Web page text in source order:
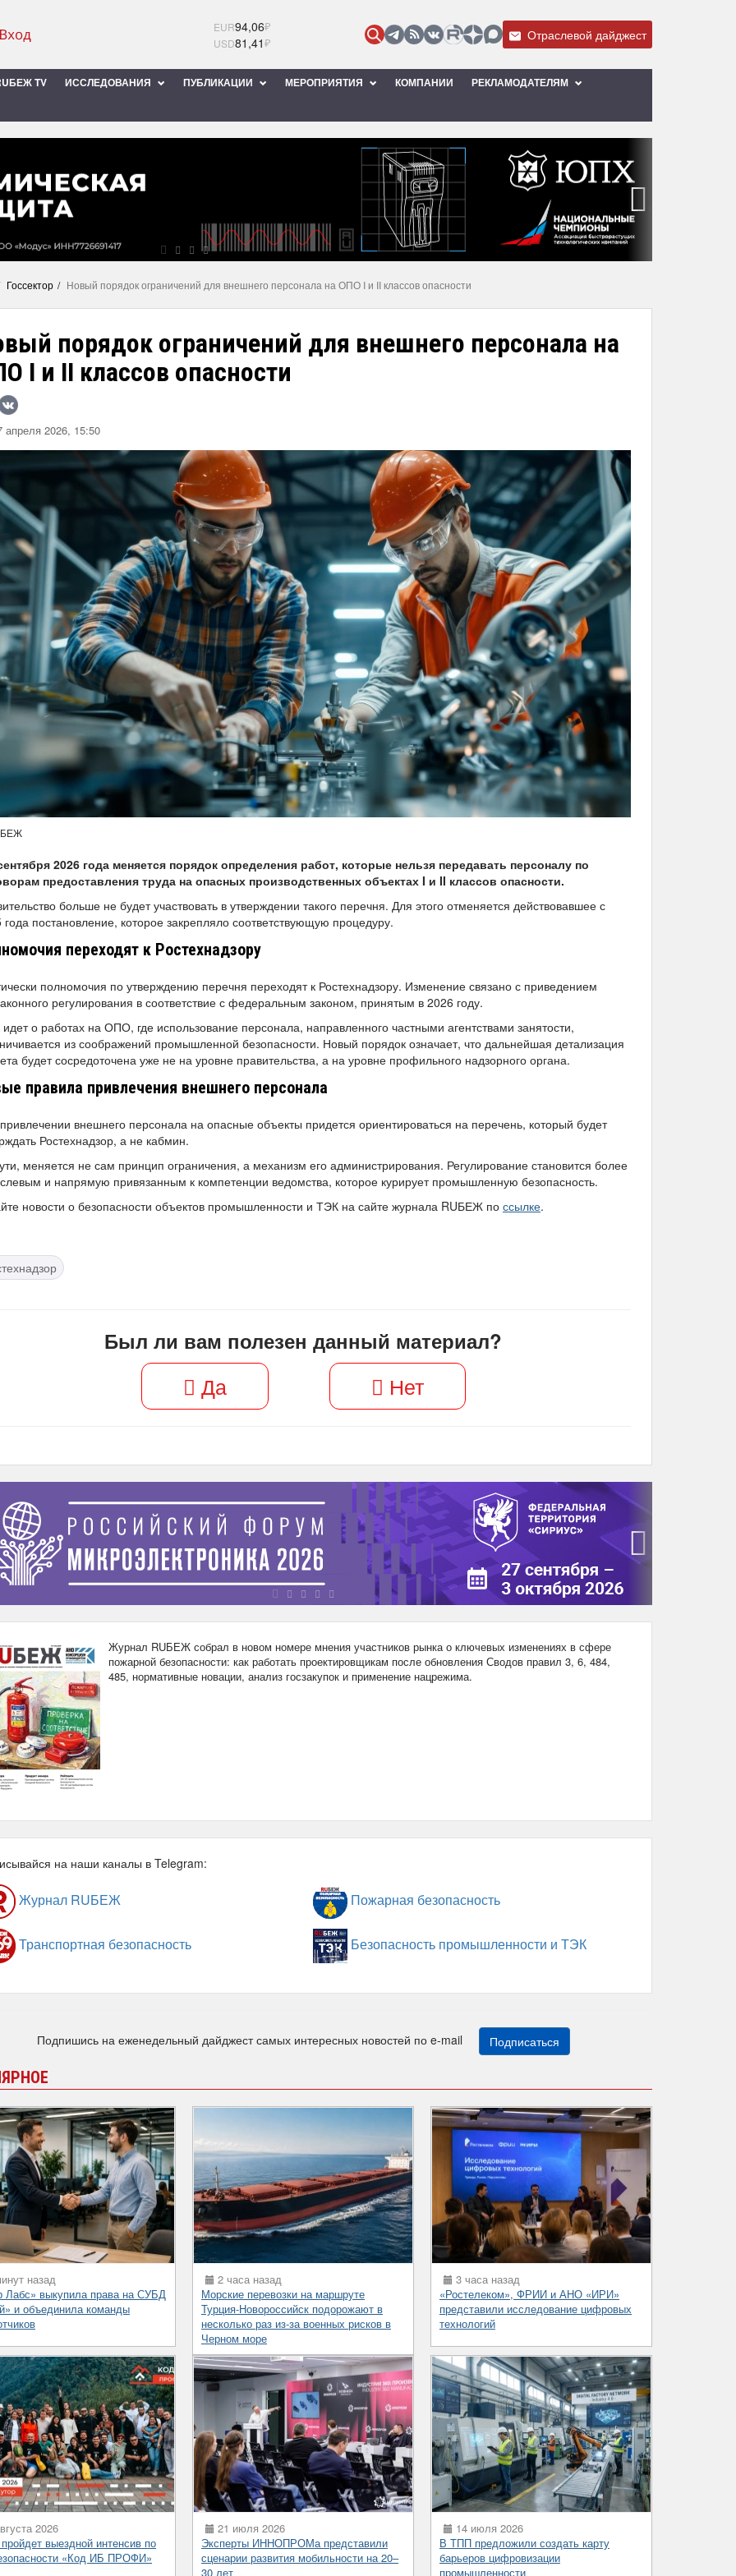
EUR94,06₽
USD81,41₽ Отраслевой дайджест
TV ИССЛЕДОВАНИЯ ПУБЛИКАЦИИ МЕРОПРИЯТИЯ КОМПАНИИ РЕКЛАМОДАТЕЛЯМ
Госсектор Новый порядок ограничений для внешнего персонала на ОПО I и II классов опасности
порядок ограничений для внешнего персонала на
I и II классов опасности
апреля 2026, 15:50
2026 года меняется порядок определения работ, которые нельзя передавать персоналу по
предоставления труда на опасных производственных объектах I и II классов опасности.
больше не будет участвовать в утверждении такого перечня. Для этого отменяется действовавшее с
года постановление, которое закрепляло соответствующую процедуру.
переходят к Ростехнадзору
полномочия по утверждению перечня переходят к Ростехнадзору. Изменение связано с приведением
регулирования в соответствие с федеральным законом, принятым в 2026 году.
идет о работах на ОПО, где использование персонала, направленного частными агентствами занятости,
из соображений промышленной безопасности. Новый порядок означает, что дальнейшая детализация
будет сосредоточена уже не на уровне правительства, а на уровне профильного надзорного органа.
правила привлечения внешнего персонала
внешнего персонала на опасные объекты придется ориентироваться на перечень, который будет
Ростехнадзор, а не кабмин.
меняется не сам принцип ограничения, а механизм его администрирования. Регулирование становится более
и напрямую привязанным к компетенции ведомства, которое курирует промышленную безопасность.
новости о безопасности объектов промышленности и ТЭК на сайте журнала RUБЕЖ по ссылке.
Был ли вам полезен данный материал?
Да Нет
›
Журнал RUБЕЖ собрал в новом номере мнения участников рынка о ключевых изменениях в сфере
пожарной безопасности: как работать проектировщикам после обновления Сводов правил 3, 6, 484,
485, нормативные новации, анализ госзакупок и применение нацрежима.
на наши каналы в Telegram:
Журнал RUБЕЖ Пожарная безопасность
Транспортная безопасность Безопасность промышленности и ТЭК
Подпишись на еженедельный дайджест самых интересных новостей по e-mail Подписаться
назад
Лабс» выкупила права на СУБД
и объединила команды
2 часа назад
Морские перевозки на маршруте
Турция-Новороссийск подорожают в
несколько раз из-за военных рисков в
Черном море
3 часа назад
«Ростелеком», ФРИИ и АНО «ИРИ»
представили исследование цифровых
технологий
2026
выездной интенсив по
«Код ИБ ПРОФИ»
21 июля 2026
Эксперты ИННОПРОМа представили
сценарии развития мобильности на 20–
30 лет
14 июля 2026
В ТПП предложили создать карту
барьеров цифровизации
промышленности